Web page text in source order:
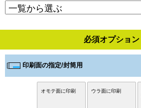
必須オプション
印刷面の指定/封筒用
オモテ面に印刷 ウラ面に印刷